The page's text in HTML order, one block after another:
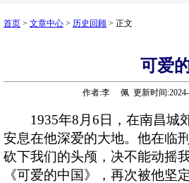
首页 > 文章中心 > 历史回顾 > 正文
可爱
作者:李 佩 更新时间:2024-
1935年8月6日，在南昌城
安息在他深爱的大地。他在临
砍下我们的头颅，决不能动摇
《可爱的中国》，再次被他坚